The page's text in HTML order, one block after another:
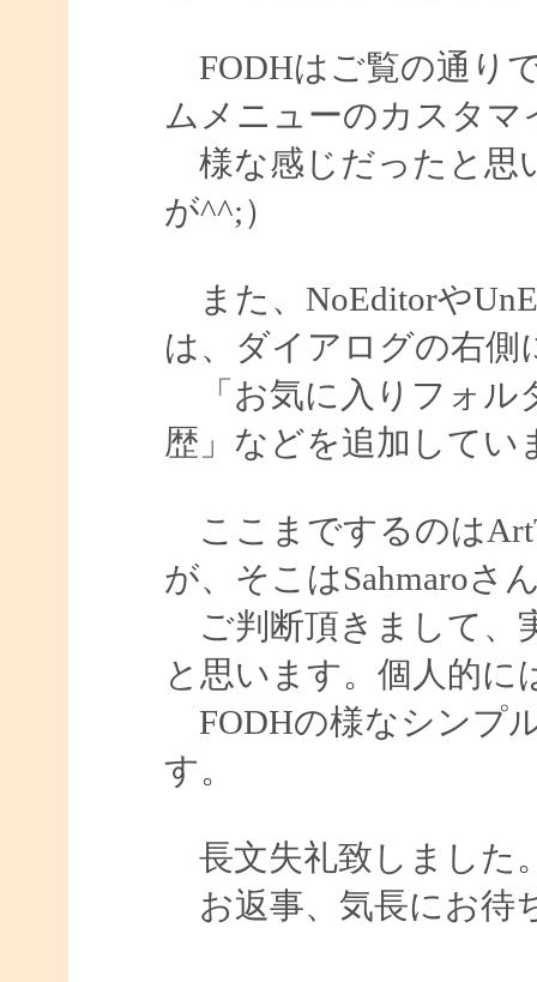
FODHはご覧の通り
ムメニューのカスタマ
様な感じだったと思
が^^;）
また、NoEditorや
は、ダイアログの右側
「お気に入りフォル
歴」などを追加してい
ここまでするのは
が、そこはSahmaroさ
ご判断頂きまして、
と思います。個人的に
FODHの様なシンプ
す。
長文失礼致しました
お返事、気長にお待